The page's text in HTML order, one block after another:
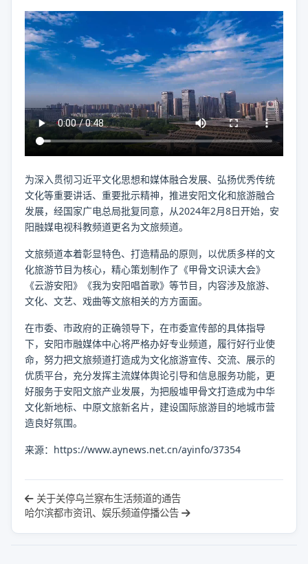
为深入贯彻习近平文化思想和媒体融合发展、弘扬优秀传统
文化等重要讲话、重要批示精神，推进安阳文化和旅游融合
发展，经国家广电总局批复同意，从2024年2月8日开始，安
阳融媒电视科教频道更名为文旅频道。
文旅频道本着彰显特色、打造精品的原则，以优质多样的文
化旅游节目为核心，精心策划制作了《甲骨文识读大会》
《云游安阳》《我为安阳唱首歌》等节目，内容涉及旅游、
文化、文艺、戏曲等文旅相关的方方面面。
在市委、市政府的正确领导下，在市委宣传部的具体指导
下，安阳市融媒体中心将严格办好专业频道，履行好行业使
命，努力把文旅频道打造成为文化旅游宣传、交流、展示的
优质平台，充分发挥主流媒体舆论引导和信息服务功能，更
好服务于安阳文旅产业发展，为把殷墟甲骨文打造成为中华
文化新地标、中原文旅新名片，建设国际旅游目的地城市营
造良好氛围。
来源：https://www.aynews.net.cn/ayinfo/37354
关于关停乌兰察布生活频道的通告
哈尔滨都市资讯、娱乐频道停播公告